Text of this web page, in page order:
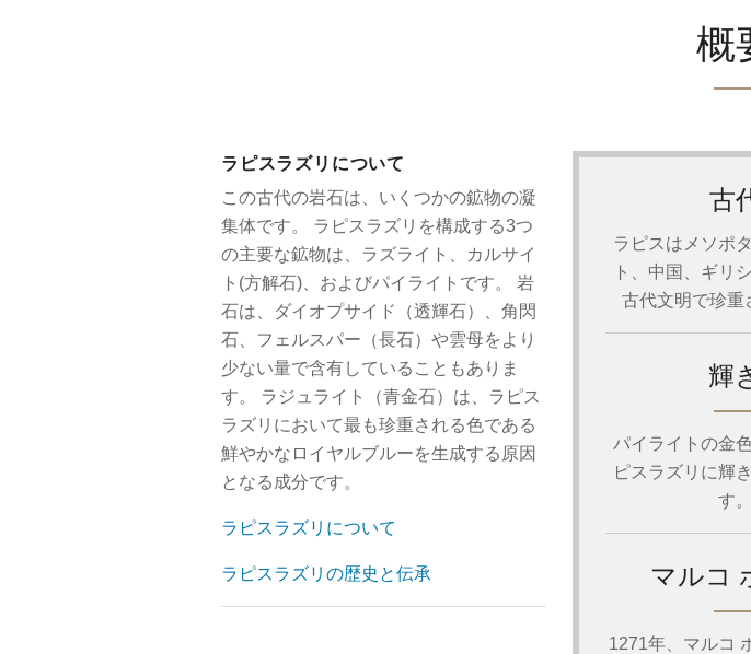
概
ラピスラズリについて
この古代の岩石は、いくつかの鉱物の凝
集体です。 ラピスラズリを構成する3つ
の主要な鉱物は、ラズライト、カルサイ
ト(方解石)、およびパイライトです。 岩
石は、ダイオプサイド（透輝石）、角閃
石、フェルスパー（長石）や雲母をより
少ない量で含有していることもありま
す。 ラジュライト（青金石）は、ラピス
ラズリにおいて最も珍重される色である
鮮やかなロイヤルブルーを生成する原因
となる成分です。
ラピスラズリについて
ラピスラズリの歴史と伝承
古
ラピスはメソポ
ト、中国、ギリ
古代文明で珍重
輝
パイライトの金
ピスラズリに輝
す。
マルコ
1271年、マルコ